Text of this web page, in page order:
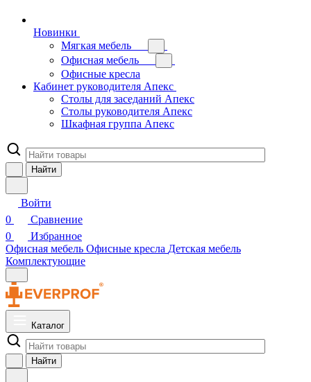
Новинки
Мягкая мебель
Офисная мебель
Офисные кресла
Кабинет руководителя Апекс
Столы для заседаний Апекс
Столы руководителя Апекс
Шкафная группа Апекс
Найти
Войти
0
Сравнение
0
Избранное
Офисная мебель Офисные кресла Детская мебель
Комплектующие
Каталог
Найти